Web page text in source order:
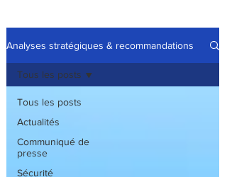
Analyses stratégiques & recommandations
Tous les posts
Actualités
Communiqué de
presse
Sécurité
Tous les posts